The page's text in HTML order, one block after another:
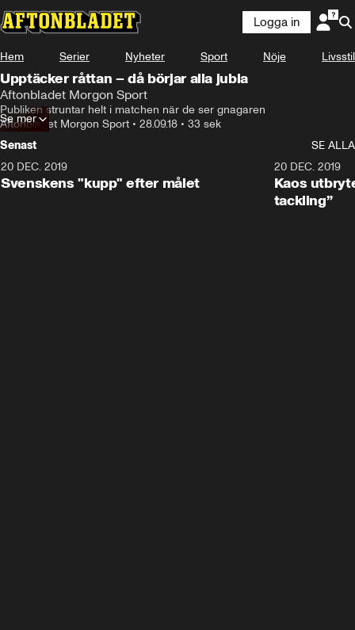
Logga in
Hem Serier Nyheter Sport Nöje Livsstil
Upptäcker råttan – då börjar alla jubla
Aftonbladet Morgon Sport
Publiken struntar helt i matchen när de ser gnagaren
Aftonbladet Morgon Sport • 28.09.18 • 33 sek
Se mer
Senast
SE ALLA
20 DEC. 2019
Svenskens "kupp" efter målet
20 DEC. 2019
Kaos
tackling”